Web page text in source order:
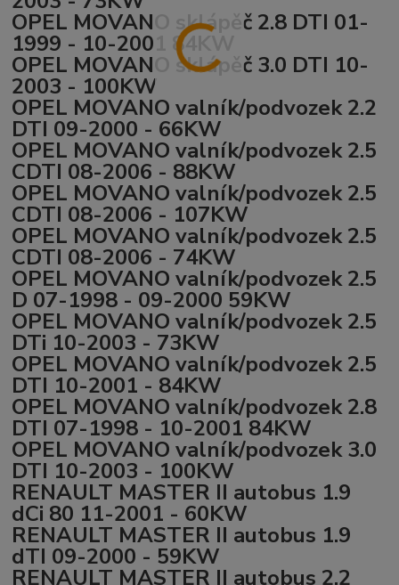
OPEL MOVANO sklápěč 2.8 DTI 01-
1999 - 10-2001 84KW
OPEL MOVANO sklápěč 3.0 DTI 10-
2003 - 100KW
OPEL MOVANO valník/podvozek 2.2
DTI 09-2000 - 66KW
OPEL MOVANO valník/podvozek 2.5
CDTI 08-2006 - 88KW
OPEL MOVANO valník/podvozek 2.5
CDTI 08-2006 - 107KW
OPEL MOVANO valník/podvozek 2.5
CDTI 08-2006 - 74KW
OPEL MOVANO valník/podvozek 2.5
D 07-1998 - 09-2000 59KW
OPEL MOVANO valník/podvozek 2.5
DTi 10-2003 - 73KW
OPEL MOVANO valník/podvozek 2.5
DTI 10-2001 - 84KW
OPEL MOVANO valník/podvozek 2.8
DTI 07-1998 - 10-2001 84KW
OPEL MOVANO valník/podvozek 3.0
DTI 10-2003 - 100KW
RENAULT MASTER II autobus 1.9
dCi 80 11-2001 - 60KW
RENAULT MASTER II autobus 1.9
dTI 09-2000 - 59KW
RENAULT MASTER II autobus 2.2